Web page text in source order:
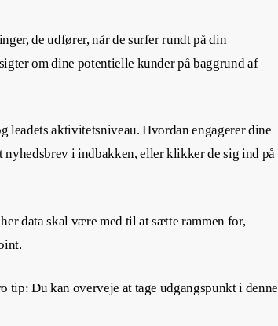
de udfører, når de surfer rundt på din
om dine potentielle kunder på baggrund af
leadets aktivitetsniveau. Hvordan engagerer dine
nyhedsbrev i indbakken, eller klikker de sig ind på
data skal være med til at sætte rammen for,
tip: Du kan overveje at tage udgangspunkt i denne